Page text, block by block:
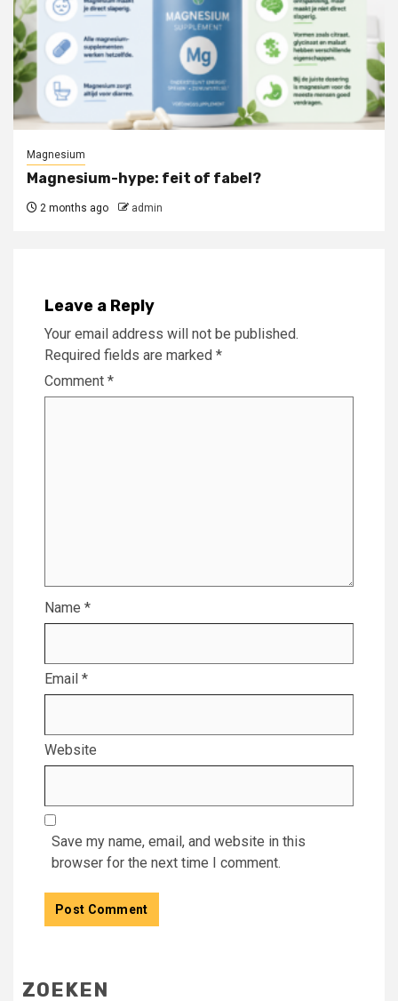
Magnesium
Magnesium-hype: feit of fabel?
2 months ago admin
Leave a Reply
Your email address will not be published.
Required fields are marked *
Comment *
Name *
Email *
Website
Save my name, email, and website in this
browser for the next time I comment.
ZOEKEN